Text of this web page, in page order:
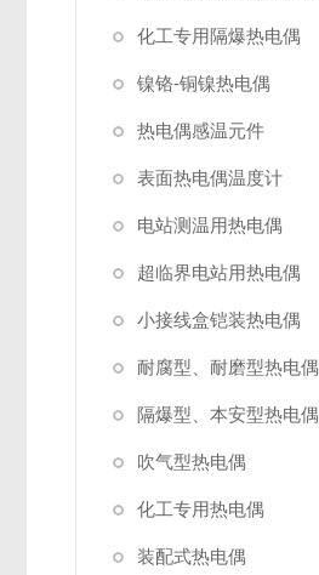
化工专用隔爆热电偶
镍铬-铜镍热电偶
热电偶感温元件
表面热电偶温度计
电站测温用热电偶
超临界电站用热电偶
小接线盒铠装热电偶
耐腐型、耐磨型热电偶
隔爆型、本安型热电偶
吹气型热电偶
化工专用热电偶
装配式热电偶